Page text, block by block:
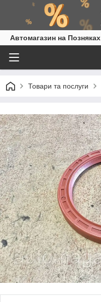
Автомагазин на Позняках
Товари та послуги